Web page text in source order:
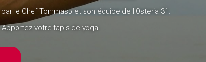
le Chef Tommaso et son équipe de l'Osteria 31.
votre tapis de yoga.
OUVRIR DANS UN NOUVEL ONGLET